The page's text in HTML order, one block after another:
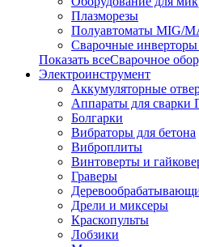
Плазморезы
Полуавтоматы MIG/
Сварочные
Показать всеСварочное
Электроинструмент
Аккумуляторные
Аппараты для
Болгарки
Вибраторы для бетона
Виброплиты
Винтоверты и
Граверы
Дрели и миксеры
Краскопульты
Лобзики